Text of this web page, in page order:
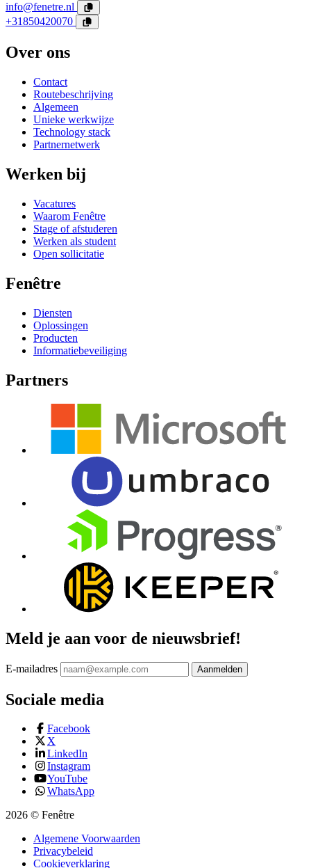
info@fenetre.nl
+31850420070
Over ons
Contact
Routebeschrijving
Algemeen
Unieke werkwijze
Technology stack
Partnernetwerk
Werken bij
Vacatures
Waarom Fenêtre
Stage of afstuderen
Werken als student
Open sollicitatie
Fenêtre
Diensten
Oplossingen
Producten
Informatiebeveiliging
Partners
Meld je aan voor de nieuwsbrief!
E-mailadres Aanmelden
Sociale media
Facebook
X
LinkedIn
Instagram
YouTube
WhatsApp
2026 © Fenêtre
Algemene Voorwaarden
Privacybeleid
Cookieverklaring